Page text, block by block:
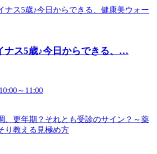
ナス5歳♪今日からできる、 …
～11:00